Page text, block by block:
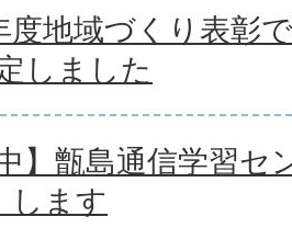
度地域づくり表彰
しました
中】甑島通信学習
します